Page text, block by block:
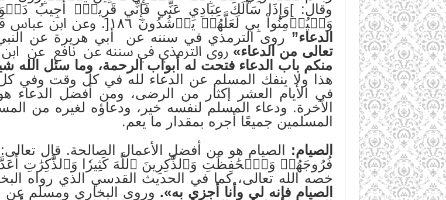
وقال: ]وَإِذَا سَأَلَكَ عِبَادِي عَنِّي فَإِنِّي قَرِيبٌۖ أُجِيبُ
وَلۡيُؤۡمِنُواْ بِي لَعَلَّهُمۡ يَرۡشُدُونَ ١٨٦[. وعن ابن عباس ‏قال: ‏قال رسول الله ﷺ‏‏:
الدعاء” روى الترمذي في سننه ‏عن ‏ ‏أبي هريرة ‏‏عن
تعالى من الدعاء» روى الترمذي في سننه ‏عن ‏ ‏نافع ‏ ‏عن
منكم باب الدعاء فتحت له أبواب الرحمة، وما سئل الله
هذا ولا ينفك المسلم عن الدعاء لله في كل وقت وفي كل
في الأيام العشر إكثار من الرضى، ومن أفضل الدعاء هو
الآخرة. ودعاء المسلم لنفسه خير، ودعاؤه لغيره من
المسلمين جميعًا أجره بمقدار ما يعم.
الصيام: الصيام هو من أفضل الأعمال الصالحة. قال
فُرُوجَهُمۡ وَٱلۡحَٰفِظَٰتِ وَٱلذَّٰكِرِينَ ٱللَّهَ كَثِيرٗا وَٱلذَّٰكِرَٰتِ
خصه الله تعالى، كما في الحديث القدسي الذي رواه
الصيام فإنه لي وأنا أجزي به». وروى البخاري ومسلم عن